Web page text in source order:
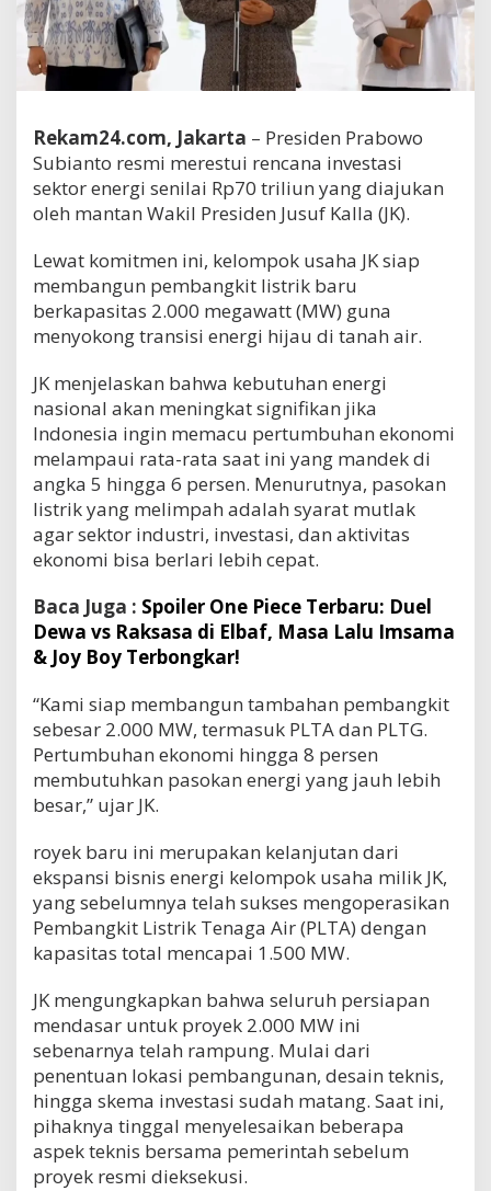
Rekam24.com, Jakarta – Presiden Prabowo
Subianto resmi merestui rencana investasi
sektor energi senilai Rp70 triliun yang diajukan
oleh mantan Wakil Presiden Jusuf Kalla (JK).
Lewat komitmen ini, kelompok usaha JK siap
membangun pembangkit listrik baru
berkapasitas 2.000 megawatt (MW) guna
menyokong transisi energi hijau di tanah air.
JK menjelaskan bahwa kebutuhan energi
nasional akan meningkat signifikan jika
Indonesia ingin memacu pertumbuhan ekonomi
melampaui rata-rata saat ini yang mandek di
angka 5 hingga 6 persen. Menurutnya, pasokan
listrik yang melimpah adalah syarat mutlak
agar sektor industri, investasi, dan aktivitas
ekonomi bisa berlari lebih cepat.
Baca Juga : Spoiler One Piece Terbaru: Duel
Dewa vs Raksasa di Elbaf, Masa Lalu Imsama
& Joy Boy Terbongkar!
“Kami siap membangun tambahan pembangkit
sebesar 2.000 MW, termasuk PLTA dan PLTG.
Pertumbuhan ekonomi hingga 8 persen
membutuhkan pasokan energi yang jauh lebih
besar,” ujar JK.
royek baru ini merupakan kelanjutan dari
ekspansi bisnis energi kelompok usaha milik JK,
yang sebelumnya telah sukses mengoperasikan
Pembangkit Listrik Tenaga Air (PLTA) dengan
kapasitas total mencapai 1.500 MW.
JK mengungkapkan bahwa seluruh persiapan
mendasar untuk proyek 2.000 MW ini
sebenarnya telah rampung. Mulai dari
penentuan lokasi pembangunan, desain teknis,
hingga skema investasi sudah matang. Saat ini,
pihaknya tinggal menyelesaikan beberapa
aspek teknis bersama pemerintah sebelum
proyek resmi dieksekusi.